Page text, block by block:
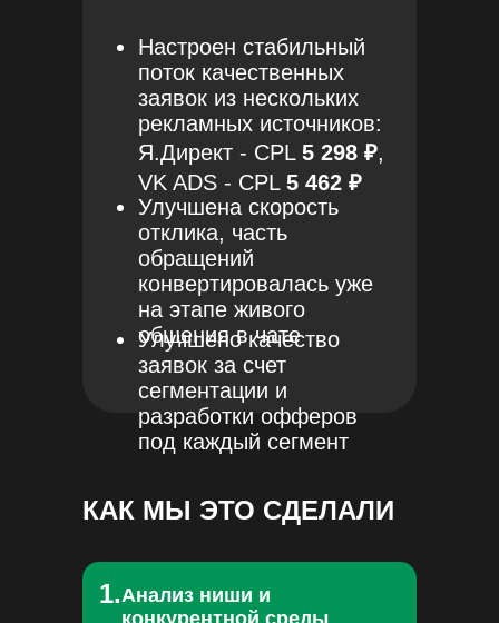
Улучшено качество
заявок за счет
сегментации и
разработки офферов
под каждый сегмент
Настроен стабильный
поток качественных
заявок из нескольких
рекламных источников:
Я.Директ - CPL 5 298 ₽,
VK ADS - CPL 5 462 ₽
Улучшена скорость
отклика, часть
обращений
конвертировалась уже
на этапе живого
общения в чате
1.Анализ ниши и
конкурентной среды
КАК МЫ ЭТО СДЕЛАЛИ